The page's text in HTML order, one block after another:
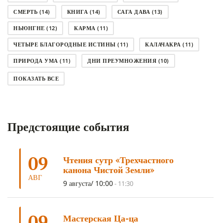
СМЕРТЬ (14) КНИГА (14) САГА ДАВА (13)
НЬЮНГНЕ (12) КАРМА (11)
ЧЕТЫРЕ БЛАГОРОДНЫЕ ИСТИНЫ (11) КАЛАЧАКРА (11)
ПРИРОДА УМА (11) ДНИ ПРЕУМНОЖЕНИЯ (10)
СОВЕТ(10)
АНАЛИТИЧЕСКАЯ МЕДИТАЦИЯ(7)
ТРИ ОСНОВЫ ПУТИ(5) ЛХАБАБ ДУЧЕН(5)
ОЧИСТИТЕЛЬНЫЕ ПРАКТИКИ(5) САМ СЕБЕ ПСИХОЛОГ
УМ И ЕГО ПОТЕНЦИАЛ
ОТРЕЧЕНИЕ
ПОКАЗАТЬ ВСЕ
Предстоящие события
09
АВГ
Чтения сутр «Трехчастного
канона Чистой Земли»
9 августа/ 10:00- 11:30
Мастерская Ца-ца